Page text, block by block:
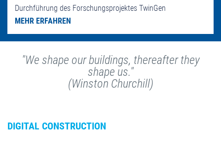
Durchführung des Forschungsprojektes TwinGen
MEHR ERFAHREN
"We shape our buildings, thereafter they
shape us."
(Winston Churchill)
DIGITAL CONSTRUCTION